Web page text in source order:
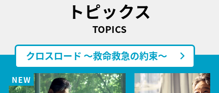
トピックス
TOPICS
クロスロード ～救命救急の約束～